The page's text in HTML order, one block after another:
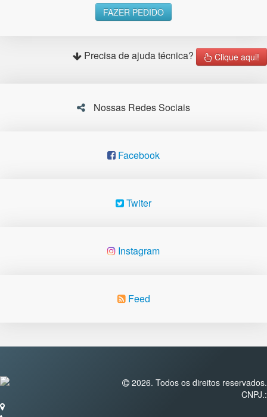
FAZER PEDIDO
Precisa de ajuda técnica? Clique aqui!
Nossas Redes Sociais
Facebook
Twiter
Instagram
Feed
2026. Todos os direitos reservados.
CNPJ.: